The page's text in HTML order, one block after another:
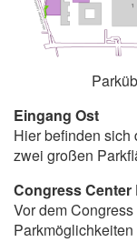
Eingang Ost
Hier befinden sich
zwei großen
Congress Center
Vor dem